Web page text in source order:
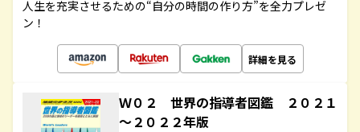
人生を充実させるための“自分の時間の作り方”を全力プレゼ
ン！
詳細を見る
Ｗ０２ 世界の指導者図鑑 ２０２１
～２０２２年版